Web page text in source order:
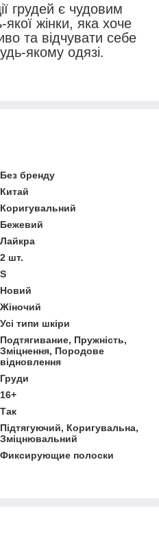
грудей є чудовим
жінки, яка хоче
та відчувати себе
якому одязі.
Без бренду
Китай
Коригувальний
Бежевий
Лайкра
2 шт.
S
Новий
Жіночий
Усі типи шкіри
Подтягивание, Пружність,
Зміцнення, Породове
відновлення
Груди
16+
Так
Підтягуючий, Коригувальна,
Зміцнювальний
Фиксирующие полоски